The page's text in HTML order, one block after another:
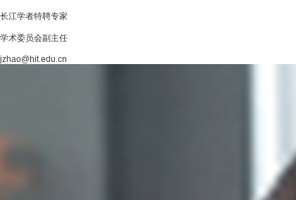
长江学者特聘专家
学术委员会副主任
jzhao@hit.edu.cn